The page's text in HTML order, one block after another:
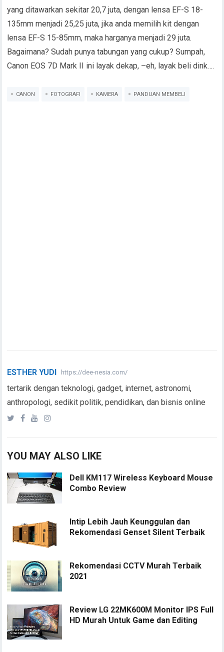
yang ditawarkan sekitar 20,7 juta, dengan lensa EF-S 18-
135mm menjadi 25,25 juta, jika anda memilih kit dengan
lensa EF-S 15-85mm, maka harganya menjadi 29 juta.
Bagaimana? Sudah punya tabungan yang cukup? Sumpah,
Canon EOS 7D Mark II ini layak dekap, –eh, layak beli dink….
CANON FOTOGRAFI KAMERA PANDUAN MEMBELI
ESTHER YUDI https://dee-nesia.com/
tertarik dengan teknologi, gadget, internet, astronomi,
anthropologi, sedikit politik, pendidikan, dan bisnis online
YOU MAY ALSO LIKE
Dell KM117 Wireless Keyboard Mouse
Combo Review
Intip Lebih Jauh Keunggulan dan
Rekomendasi Genset Silent Terbaik
Rekomendasi CCTV Murah Terbaik
2021
Review LG 22MK600M Monitor IPS Full
HD Murah Untuk Game dan Editing